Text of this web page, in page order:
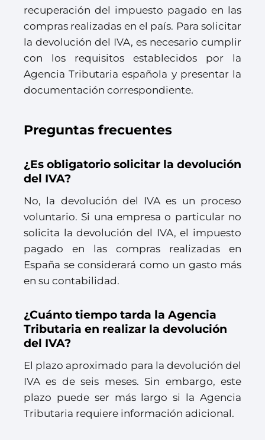
recuperación del impuesto pagado en las
compras realizadas en el país. Para solicitar
la devolución del IVA, es necesario cumplir
con los requisitos establecidos por la
Agencia Tributaria española y presentar la
documentación correspondiente.
Preguntas frecuentes
¿Es obligatorio solicitar la devolución
del IVA?
No, la devolución del IVA es un proceso
voluntario. Si una empresa o particular no
solicita la devolución del IVA, el impuesto
pagado en las compras realizadas en
España se considerará como un gasto más
en su contabilidad.
¿Cuánto tiempo tarda la Agencia
Tributaria en realizar la devolución
del IVA?
El plazo aproximado para la devolución del
IVA es de seis meses. Sin embargo, este
plazo puede ser más largo si la Agencia
Tributaria requiere información adicional.